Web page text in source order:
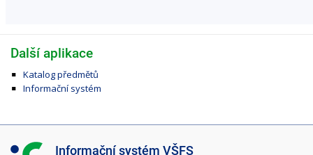
Další aplikace
Katalog předmětů
Informační systém
I Informační systém VŠFS